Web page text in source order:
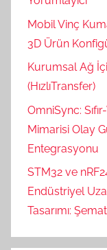
Mobil Vinç
3D Ürün
Kurumsal Ağ
(HızlıTransfer)
OmniSync:
Mimarisi Olay
Entegrasyonu
STM32 ve
Endüstriyel
Tasarımı: